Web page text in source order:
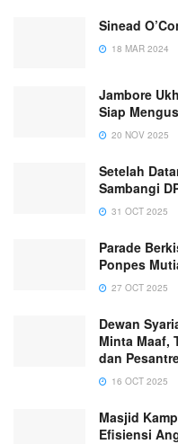
Sinead
18 MAR 2024
Jambore
Siap
20 NOV 2025
Setelah
Sambangi
31 OCT 2025
Parade
Ponpes
27 OCT 2025
Dewan
Minta Maaf,
dan
16 OCT 2025
Masjid
Efisiensi